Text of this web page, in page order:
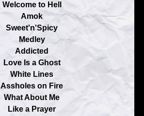
Welcome to Hell
Amok
Sweet'n'Spicy
Medley
Addicted
Love Is a Ghost
White Lines
Assholes on Fire
What About Me
Like a Prayer